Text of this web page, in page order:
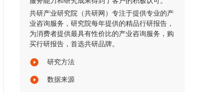
共研产业研究院（共研网）专注于提供专业的产
业咨询服务，研究院每年提供的精品行研报告，
为消费者提供最具有性价比的产业咨询服务，购
买行研报告，首选共研品牌。
研究方法
数据来源